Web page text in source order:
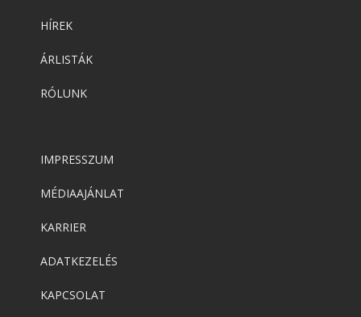
HÍREK
ÁRLISTÁK
RÓLUNK
IMPRESSZUM
MÉDIAAJÁNLAT
KARRIER
ADATKEZELÉS
KAPCSOLAT